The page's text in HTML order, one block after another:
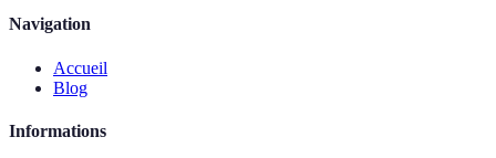
Navigation
Accueil
Blog
Informations